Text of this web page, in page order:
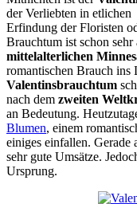
der Verliebten in
Erfindung der Floristen
Brauchtum ist schon
mittelalterlichen
romantischen Brauch ins
Valentinsbrauchtum
nach dem zweiten
an Bedeutung.
Blumen, einem
einiges einfallen. Gerade
sehr gute Umsätze.
Ursprung.